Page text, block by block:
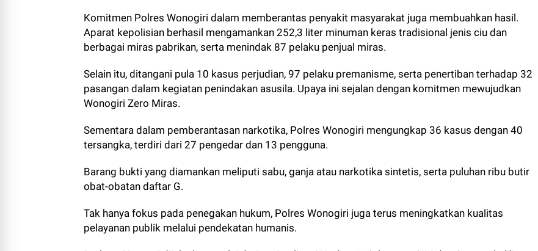
Komitmen Polres Wonogiri dalam memberantas penyakit masyarakat juga membuahkan hasil.
Aparat kepolisian berhasil mengamankan 252,3 liter minuman keras tradisional jenis ciu dan
berbagai miras pabrikan, serta menindak 87 pelaku penjual miras.
Selain itu, ditangani pula 10 kasus perjudian, 97 pelaku premanisme, serta penertiban terhadap 32
pasangan dalam kegiatan penindakan asusila. Upaya ini sejalan dengan komitmen mewujudkan
Wonogiri Zero Miras.
Sementara dalam pemberantasan narkotika, Polres Wonogiri mengungkap 36 kasus dengan 40
tersangka, terdiri dari 27 pengedar dan 13 pengguna.
Barang bukti yang diamankan meliputi sabu, ganja atau narkotika sintetis, serta puluhan ribu butir
obat-obatan daftar G.
Tak hanya fokus pada penegakan hukum, Polres Wonogiri juga terus meningkatkan kualitas
pelayanan publik melalui pendekatan humanis.